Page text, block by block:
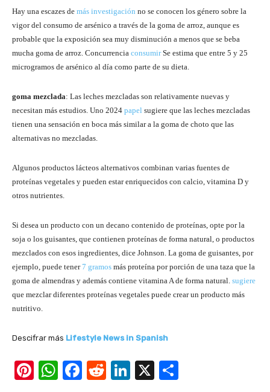
Hay una escazes de más investigación no se conocen los género sobre la
vigor del consumo de arsénico a través de la goma de arroz, aunque es
probable que la exposición sea muy disminución a menos que se beba
mucha goma de arroz. Concurrencia consumirSe estima que entre 5 y 25
microgramos de arsénico al día como parte de su dieta.
goma mezclada: Las leches mezcladas son relativamente nuevas y
necesitan más estudios. Uno 2024 papel sugiere que las leches mezcladas
tienen una sensación en boca más similar a la goma de choto que las
alternativas no mezcladas.
Algunos productos lácteos alternativos combinan varias fuentes de
proteínas vegetales y pueden estar enriquecidos con calcio, vitamina D y
otros nutrientes.
Si desea un producto con un decano contenido de proteínas, opte por la
soja o los guisantes, que contienen proteínas de forma natural, o productos
mezclados con esos ingredientes, dice Johnson. La goma de guisantes, por
ejemplo, puede tener7 gramos más proteína por porción de una taza que la
goma de almendras y además contiene vitamina A de forma natural. sugiere
que mezclar diferentes proteínas vegetales puede crear un producto más
nutritivo.
Descifrar más Lifestyle News in Spanish
Pi W F
R
Li
X